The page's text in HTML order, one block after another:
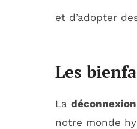
et d’adopter
Les
La
notre monde